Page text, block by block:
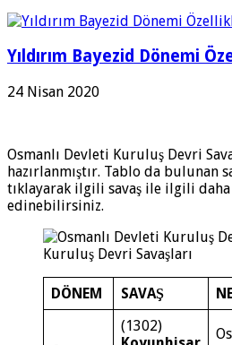
Yıldırım Bayezid Dönemi
24 Nisan 2020
Osmanlı Devleti Kuruluş Devri
hazırlanmıştır. Tablo da bulunan
tıklayarak ilgili savaş ile ilgili daha
edinebilirsiniz.
Kuruluş Devri Savaşları
DÖNEM SAVAŞ
(1302)